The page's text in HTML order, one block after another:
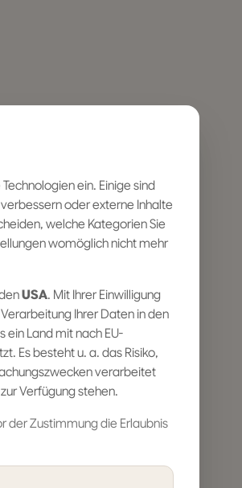
ein. Einige sind
oder externe Inhalte
welche Kategorien Sie
womöglich nicht mehr
USA. Mit Ihrer Einwilligung
Ihrer Daten in den
ein Land mit nach EU-
Es besteht u. a. das Risiko,
verarbeitet
Verfügung stehen.
der Zustimmung die Erlaubnis